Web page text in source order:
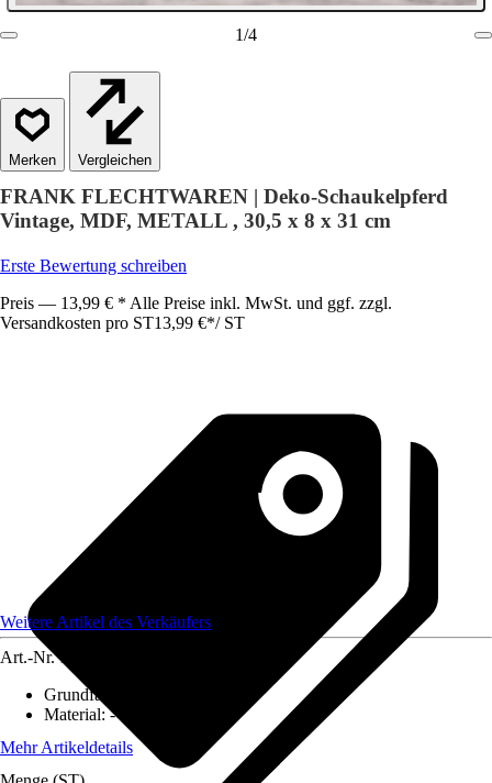
1/4
Vergleichen
FRANK FLECHTWAREN | Deko-Schaukelpferd
Vintage, MDF, METALL , 30,5 x 8 x 31 cm
Erste Bewertung schreiben
Preis — 13,99 € * Alle Preise inkl. MwSt. und ggf. zzgl.
Versandkosten pro ST13,99 €*/ ST
Weitere Artikel des Verkäufers
Art.-Nr. 12583945
Grundfarbe
Material:-
Mehr Artikeldetails